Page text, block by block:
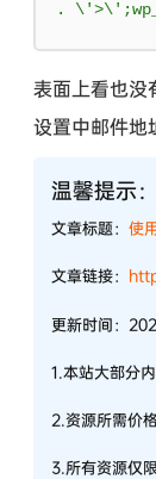
. \'>\' ;
表面上看也
设置中邮件地
温馨提示：
文章标题： 使
文章链接：
更新时间：
1.本站大部分
2.资源所需价
3.所有资源仅